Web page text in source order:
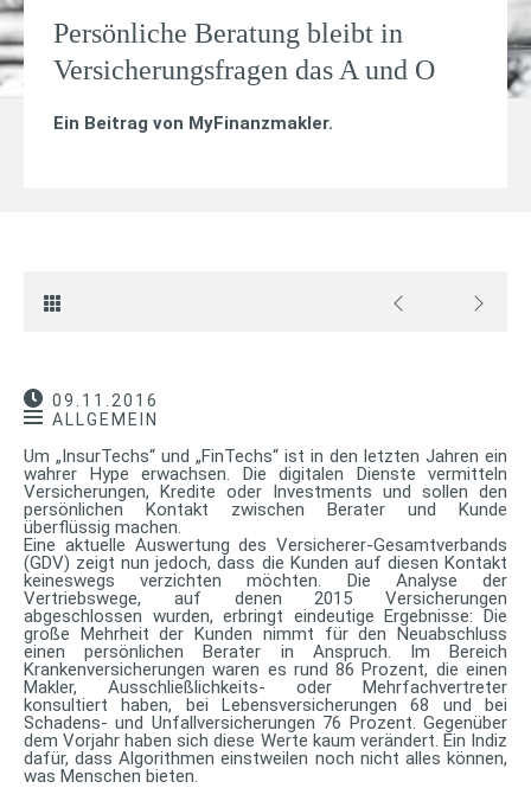
Persönliche Beratung bleibt in
Versicherungsfragen das A und O
Ein Beitrag von MyFinanzmakler.
09.11.2016
ALLGEMEIN
Um „InsurTechs“ und „FinTechs“ ist in den letzten Jahren ein
wahrer Hype erwachsen. Die digitalen Dienste vermitteln
Versicherungen, Kredite oder Investments und sollen den
persönlichen Kontakt zwischen Berater und Kunde
überflüssig machen.
Eine aktuelle Auswertung des Versicherer-Gesamtverbands
(GDV) zeigt nun jedoch, dass die Kunden auf diesen Kontakt
keineswegs verzichten möchten. Die Analyse der
Vertriebswege, auf denen 2015 Versicherungen
abgeschlossen wurden, erbringt eindeutige Ergebnisse: Die
große Mehrheit der Kunden nimmt für den Neuabschluss
einen persönlichen Berater in Anspruch. Im Bereich
Krankenversicherungen waren es rund 86 Prozent, die einen
Makler, Ausschließlichkeits- oder Mehrfachvertreter
konsultiert haben, bei Lebensversicherungen 68 und bei
Schadens- und Unfallversicherungen 76 Prozent. Gegenüber
dem Vorjahr haben sich diese Werte kaum verändert. Ein Indiz
dafür, dass Algorithmen einstweilen noch nicht alles können,
was Menschen bieten.